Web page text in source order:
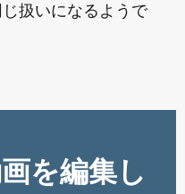
扱いになるようで
を編集し